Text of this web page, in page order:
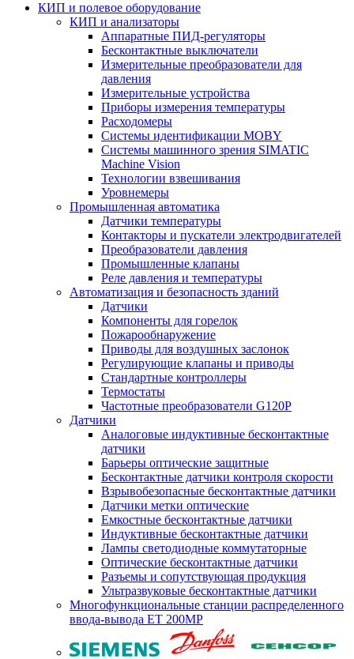
КИП и полевое оборудование
КИП и анализаторы
Аппаратные ПИД-регуляторы
Бесконтактные выключатели
Измерительные преобразователи для
давления
Измерительные устройства
Приборы измерения температуры
Расходомеры
Системы идентификации MOBY
Системы машинного зрения SIMATIC
Machine Vision
Технологии взвешивания
Уровнемеры
Промышленная автоматика
Датчики температуры
Контакторы и пускатели электродвигателей
Преобразователи давления
Промышленные клапаны
Реле давления и температуры
Автоматизация и безопасность зданий
Датчики
Компоненты для горелок
Пожарообнаружение
Приводы для воздушных заслонок
Регулирующие клапаны и приводы
Стандартные контроллеры
Термостаты
Частотные преобразователи G120P
Датчики
Аналоговые индуктивные бесконтактные
датчики
Барьеры оптические защитные
Бесконтактные датчики контроля скорости
Взрывобезопасные бесконтактные датчики
Датчики метки оптические
Емкостные бесконтактные датчики
Индуктивные бесконтактные датчики
Лампы светодиодные коммутаторные
Оптические бесконтактные датчики
Разъемы и сопутствующая продукция
Ультразвуковые бесконтактные датчики
Многофункциональные станции распределенного
ввода-вывода ET 200MP